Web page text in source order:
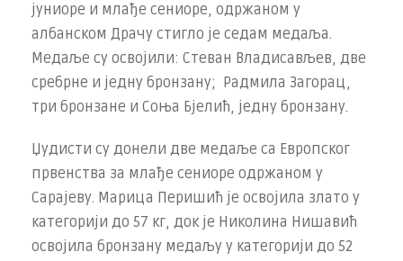
јуниоре и млађе сениоре, одржаном у
албанском Драчу стигло је седам медаља.
Медаље су освојили: Стеван Владисављев, две
сребрне и једну бронзану; Радмила Загорац,
три бронзане и Соња Бјелић, једну бронзану.
Џудисти су донели две медаље са Европског
првенства за млађе сениоре одржаном у
Сарајеву. Марица Перишић је освојила злато у
категорији до 57 кг, док је Николина Нишавић
освојила бронзану медаљу у категорији до 52